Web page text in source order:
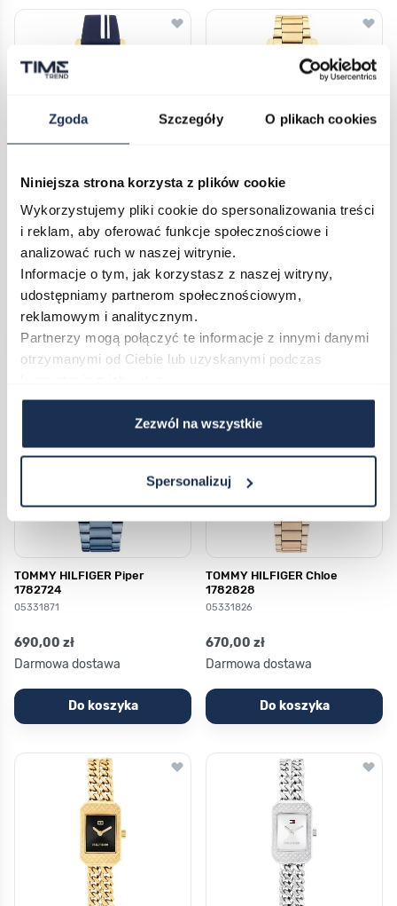
Zgoda Szczegóły O plikach cookies
Niniejsza strona korzysta z plików cookie
Wykorzystujemy pliki cookie do spersonalizowania treści
i reklam, aby oferować funkcje społecznościowe i
analizować ruch w naszej witrynie.
Informacje o tym, jak korzystasz z naszej witryny,
udostępniamy partnerom społecznościowym,
reklamowym i analitycznym.
Partnerzy mogą połączyć te informacje z innymi danymi
otrzymanymi od Ciebie lub uzyskanymi podczas
Zezwól na wszystkie
Spersonalizuj
TOMMY HILFIGER Chloe
1782824
05334683
670,00 zł
Darmowa dostawa
Do koszyka
TOMMY HILFIGER Chloe
1782860
05334665
670,00 zł
Darmowa dostawa
Do koszyka
TOMMY HILFIGER Piper
1782724
05331871
690,00 zł
Darmowa dostawa
Do koszyka
TOMMY HILFIGER Chloe
1782828
05331826
670,00 zł
Darmowa dostawa
Do koszyka